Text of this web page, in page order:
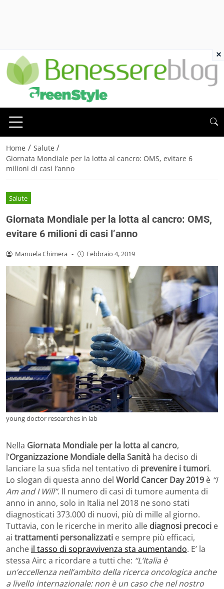
Home / Salute /
Giornata Mondiale per la lotta al cancro: OMS, evitare 6
milioni di casi l’anno
Salute
Giornata Mondiale per la lotta al cancro: OMS,
evitare 6 milioni di casi l’anno
Manuela Chimera - Febbraio 4, 2019
young doctor researches in lab
Nella Giornata Mondiale per la lotta al cancro,
l’Organizzazione Mondiale della Sanità ha deciso di
lanciare la sua sfida nel tentativo di prevenire i tumori.
Lo slogan di questa anno del World Cancer Day 2019 è “I
Am and I Will”. Il numero di casi di tumore aumenta di
anno in anno, solo in Italia nel 2018 ne sono stati
diagnosticati 373.000 di nuovi, più di mille al giorno.
Tuttavia, con le ricerche in merito alle diagnosi precoci e
ai trattamenti personalizzati e sempre più efficaci,
anche il tasso di sopravvivenza sta aumentando. E’ la
stessa Airc a ricordare a tutti che: “L’Italia è
un’eccellenza nell’ambito della ricerca oncologica anche
a livello internazionale: non è un caso che nel nostro
×